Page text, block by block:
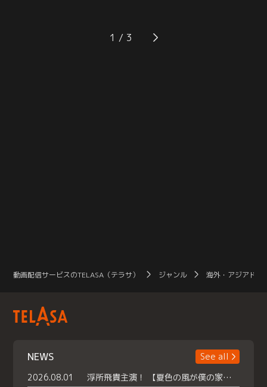
成金を守るために無謀な議事妨害を
敢行。オリヴィアは上院議長、副大
極秘に行なう各国首脳に対する諜報
プロジェクト「マーキュリー計画」
1
動画配信サービスのTELASA（テラサ） ジャンル 海外・アジアドラ
NEWS
See all
2026.08.01
浮所飛貴主演！ 【夏色の風が僕の家にやってきた】 本日よりテラサで独占配信スタート！